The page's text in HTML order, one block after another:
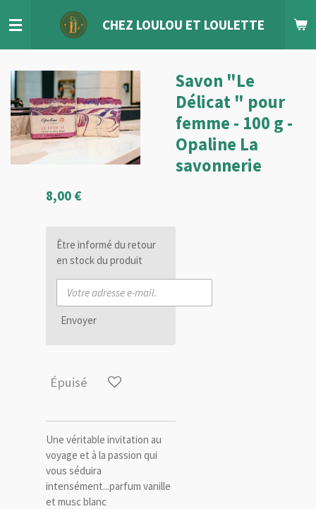
au
CHEZ LOULOU ET LOULETTE
Savon "Le
Délicat " pour
femme - 100 g -
Opaline La
savonnerie
8,00 €
Être informé du retour
en stock du produit
Envoyer
Épuisé
Une véritable invitation au
voyage et à la passion qui
vous séduira
intensément...parfum vanille
et musc blanc